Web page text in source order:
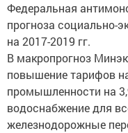
Федеральная
прогноза социально-
на 2017-2019 гг.
В макропрогноз
повышение тарифов
промышленности на
водоснабжение для
железнодорожные